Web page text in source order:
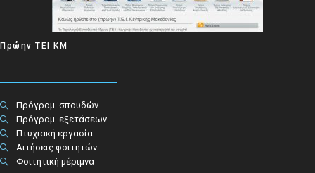
Πρώην ΤΕΙ ΚΜ
Πρόγραμ. σπουδών
Πρόγραμ. εξετάσεων
Πτυχιακή εργασία
Αιτήσεις φοιτητών
Φοιτητική μέριμνα